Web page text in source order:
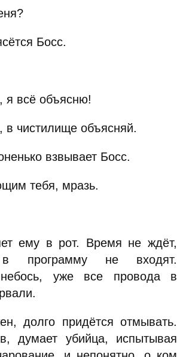
Босс.
я всё объясню!
в чистилище объясняй.
взвывает Босс.
тебя, мразь.
ему в рот. Время не ждёт,
в программу не входят.
уже все провода в
долго придётся отмывать.
думает убийца, испытывая